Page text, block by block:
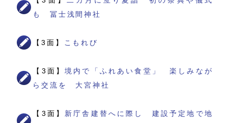
も 冨士浅間神社
【3面】 こもれび
【3面】境内で「ふれあい食堂」 楽しみなが
ら交流を 大宮神社
【3面】 新庁舎建替へに際し 建設予定地で地